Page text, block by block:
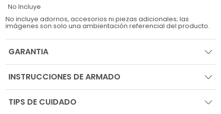
No Incluye
No incluye adornos, accesorios ni piezas adicionales; las
imágenes son solo una ambientación referencial del producto.
GARANTIA
INSTRUCCIONES DE ARMADO
TIPS DE CUIDADO